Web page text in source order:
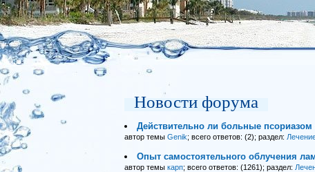
Новости форума
Действительно ли больные псориазом
автор темы Genik; всего ответов: (2); раздел:
Опыт самостоятельного облучения
автор темы карп; всего ответов: (1261); раздел: